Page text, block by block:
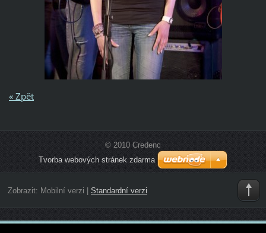
« Zpět
© 2010 Credenc
Tvorba webových stránek zdarma
Zobrazit: Mobilní verzi Standardní verzi